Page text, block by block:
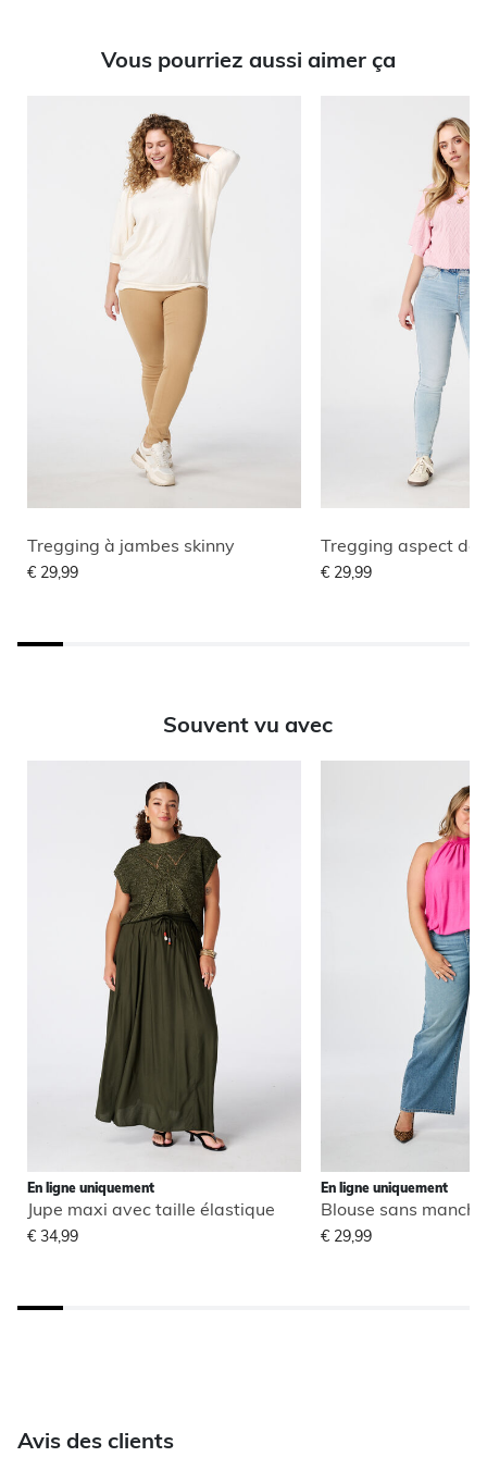
Vous pourriez aussi aimer ça
Tregging à jambes skinny
€ 29,99
Tregging aspect
€ 29,99
Souvent vu avec
En ligne uniquement
Jupe maxi avec taille élastique
€ 34,99
En ligne uniquement
€ 29,99
Avis des clients